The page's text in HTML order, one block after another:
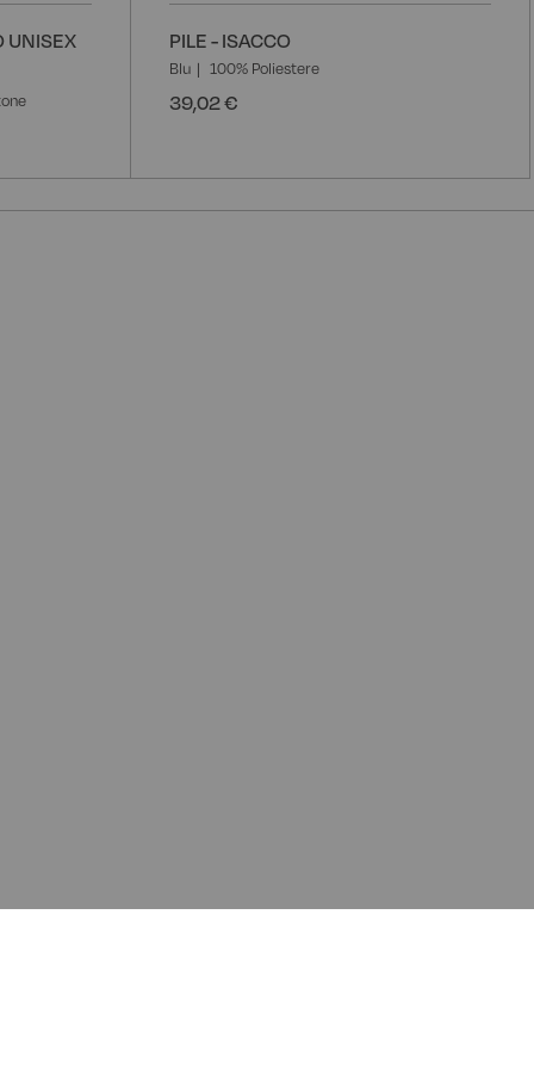
UNISEX
PILE - ISACCO
Blu 100% Poliestere
39,02 €